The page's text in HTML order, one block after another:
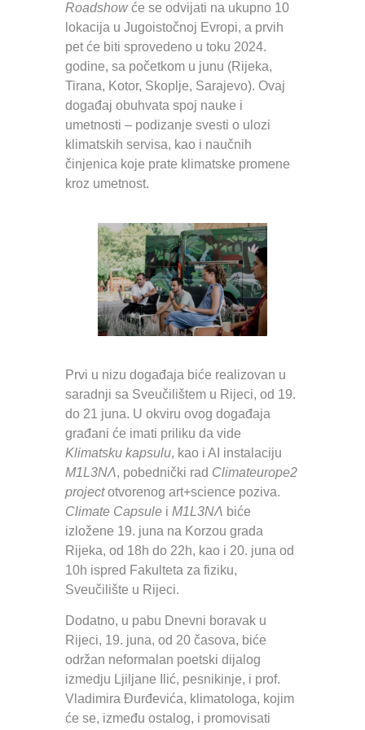
Roadshowće se odvijati na ukupno 10
lokacija u Jugoistočnoj Evropi, a prvih
pet će biti sprovedeno u toku 2024.
godine, sa početkom u junu (Rijeka,
Tirana, Kotor, Skoplje, Sarajevo). Ovaj
događaj obuhvata spoj nauke i
umetnosti – podizanje svesti o ulozi
klimatskih servisa, kao i naučnih
činjenica koje prate klimatske promene
kroz umetnost.
Prvi u nizu događaja biće realizovan u
saradnji sa Sveučilištem u Rijeci, od 19.
do 21 juna. U okviru ovog događaja
građani će imati priliku da vide
Klimatsku kapsulu, kao i AI instalaciju
M1L3NɅ, pobednički rad Climateurope2
projectotvorenog art+science poziva.
Climate Capsule i M1L3NɅ biće
izložene 19. juna na Korzou grada
Rijeka, od 18h do 22h, kao i 20. juna od
10h ispred Fakulteta za fiziku,
Sveučilište u Rijeci.
Dodatno, u pabu Dnevni boravak u
Rijeci, 19. juna, od 20 časova, biće
održan neformalan poetski dijalog
izmedju Ljiljane Ilić, pesnikinje, i prof.
Vladimira Đurđevića, klimatologa, kojim
će se, između ostalog, i promovisati